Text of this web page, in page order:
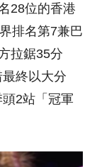
28位的香港
排名第7兼巴
拉鋸35分
終以大分
2站「冠軍